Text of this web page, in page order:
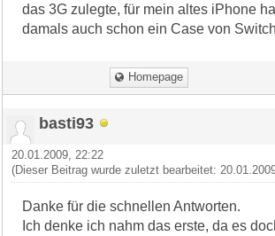
das 3G zulegte, für mein altes iPhone
damals auch schon ein Case von
Homepage
basti93
20.01.2009, 22:22
(Dieser Beitrag wurde zuletzt bearbeitet:
Danke für die schnellen Antworten.
Ich denke ich nahm das erste, da es